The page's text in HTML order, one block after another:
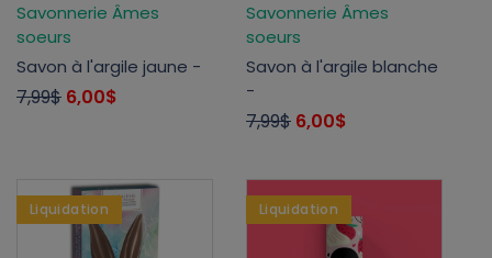
Savonnerie Âmes
soeurs
Savon à l'argile jaune -
7,99$ 6,00$
Savonnerie Âmes
soeurs
Savon à l'argile blanche
-
7,99$ 6,00$
Liquidation Liquidation